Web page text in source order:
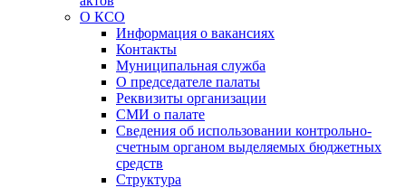
О КСО
Информация о вакансиях
Контакты
Муниципальная служба
О председателе палаты
Реквизиты организации
СМИ о палате
Сведения об использовании контрольно-
счетным органом выделяемых бюджетных
средств
Структура